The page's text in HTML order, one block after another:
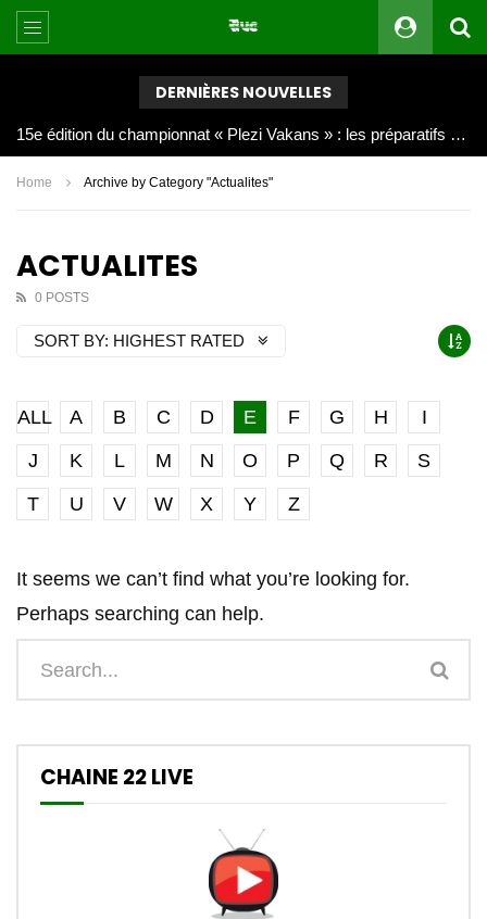
DERNIÈRES NOUVELLES
Joy Clerf Derisier, sur les traces de son père : évangéliser par la musique
Home Archive by Category "Actualites"
ACTUALITES
0 POSTS
SORT BY: HIGHEST RATED
ALL A B C D E F G H
I
J
K L M N O P Q R
S
T
U V W X Y Z
It seems we can’t find what you’re looking for.
Perhaps searching can help.
CHAINE 22 LIVE